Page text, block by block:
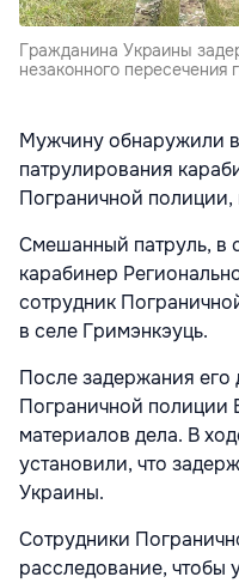
Гражданина Украины
незаконного пересечения
Мужчину обнаружили
патрулирования
Пограничной полиции,
Смешанный патруль, в
карабинер
сотрудник
в селе Гримэнкэуць.
После задержания его
Пограничной полиции
материалов дела. В
установили, что
Украины.
Сотрудники
расследование, чтобы